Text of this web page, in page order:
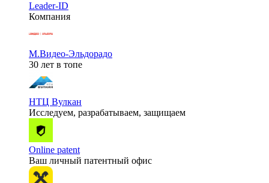
Leader-ID
Компания
М.Видео-Эльдорадо
30 лет в топе
НТЦ Вулкан
Исследуем, разрабатываем, защищаем
Online patent
Ваш личный патентный офис